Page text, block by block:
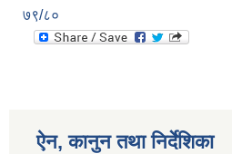
७९/८०
ऐन, कानुन तथा निर्देशिका